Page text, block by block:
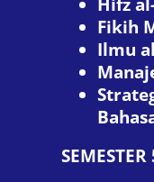
Fikih
Ilmu
SEMESTER